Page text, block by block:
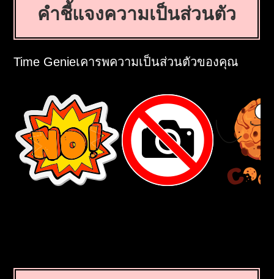
คำชี้แจงความเป็นส่วนตัว
Time Genieเคารพความเป็นส่วนตัวของคุณ